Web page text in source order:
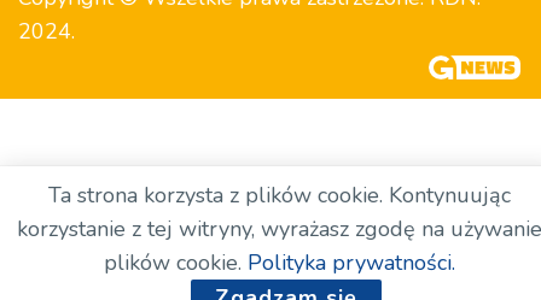
2024.
Ta strona korzysta z plików cookie. Kontynuując
korzystanie z tej witryny, wyrażasz zgodę na używanie
plików cookie. Polityka prywatności.